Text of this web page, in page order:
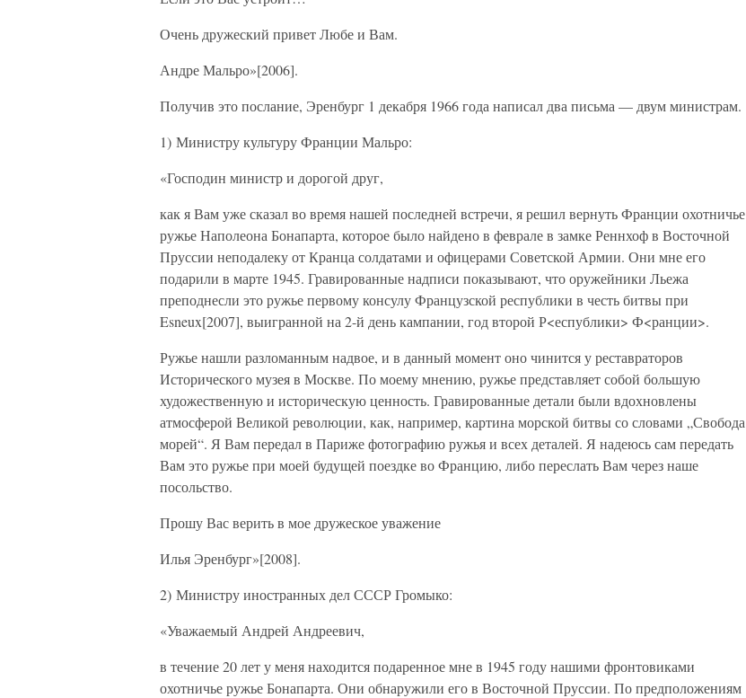
Очень дружеский привет Любе и Вам.
Андре Мальро»[2006].
Получив это послание, Эренбург 1 декабря 1966 года написал два письма — двум министрам.
1) Министру культуру Франции Мальро:
«Господин министр и дорогой друг,
как я Вам уже сказал во время нашей последней встречи, я решил вернуть Франции охотничье
ружье Наполеона Бонапарта, которое было найдено в феврале в замке Реннхоф в Восточной
Пруссии неподалеку от Кранца солдатами и офицерами Советской Армии. Они мне его
подарили в марте 1945. Гравированные надписи показывают, что оружейники Льежа
преподнесли это ружье первому консулу Французской республики в честь битвы при
Esneux[2007], выигранной на 2-й день кампании, год второй Р<еспублики> Ф<ранции>.
Ружье нашли разломанным надвое, и в данный момент оно чинится у реставраторов
Исторического музея в Москве. По моему мнению, ружье представляет собой большую
художественную и историческую ценность. Гравированные детали были вдохновлены
атмосферой Великой революции, как, например, картина морской битвы со словами „Свобода
морей“. Я Вам передал в Париже фотографию ружья и всех деталей. Я надеюсь сам передать
Вам это ружье при моей будущей поездке во Францию, либо переслать Вам через наше
посольство.
Прошу Вас верить в мое дружеское уважение
Илья Эренбург»[2008].
2) Министру иностранных дел СССР Громыко:
«Уважаемый Андрей Андреевич,
в течение 20 лет у меня находится подаренное мне в 1945 году нашими фронтовиками
охотничье ружье Бонапарта. Они обнаружили его в Восточной Пруссии. По предположениям